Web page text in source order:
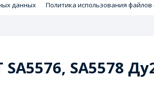
данных Политика использования файлов
SA5578